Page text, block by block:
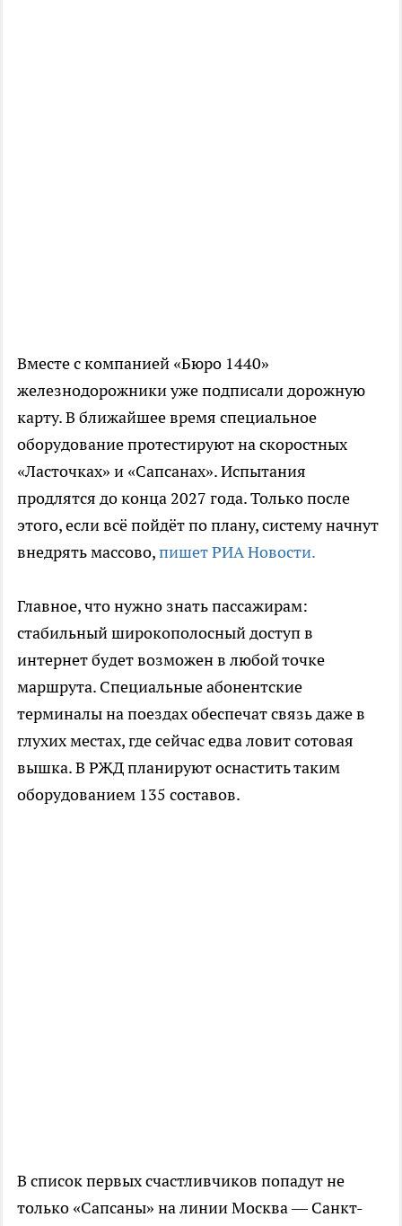
Вместе с компанией «Бюро 1440»
железнодорожники уже подписали дорожную
карту. В ближайшее время специальное
оборудование протестируют на скоростных
«Ласточках» и «Сапсанах». Испытания
продлятся до конца 2027 года. Только после
этого, если всё пойдёт по плану, систему начнут
внедрять массово,пишет РИА Новости.
Главное, что нужно знать пассажирам:
стабильный широкополосный доступ в
интернет будет возможен в любой точке
маршрута. Специальные абонентские
терминалы на поездах обеспечат связь даже в
глухих местах, где сейчас едва ловит сотовая
вышка. В РЖД планируют оснастить таким
оборудованием 135 составов.
В список первых счастливчиков попадут не
только «Сапсаны» на линии Москва — Санкт-